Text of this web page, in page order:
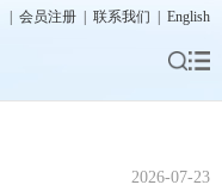
会员注册 联系我们 English
2026-07-23